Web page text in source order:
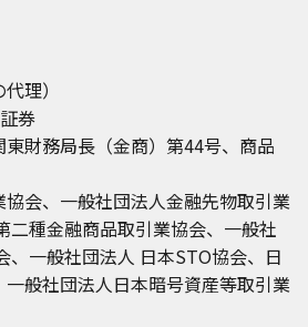
理）
券
財務局長（金商）第44号、商品
会、一般社団法人金融先物取引業
二種金融商品取引業協会、一般社
、一般社団法人 日本STO協会、日
般社団法人日本暗号資産等取引業